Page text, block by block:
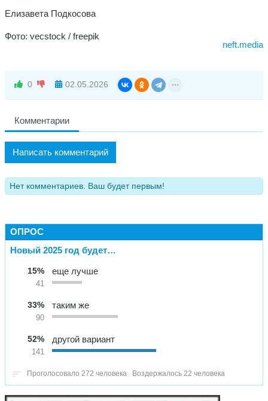
Елизавета Подкосова
Фото: vecstock / freepik
neft.media
0 02.05.2026
Комментарии
Написать комментарий
Нет комментариев. Ваш будет первым!
ОПРОС
Новый 2025 год будет…
15%
41
еще лучше
33%
90
таким же
52%
141
другой вариант
Проголосовало 272 человека Воздержалось 22 человека